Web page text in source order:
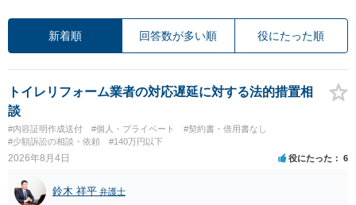
新着順 回答数が多い順 役にたった順
トイレリフォーム業者の対応遅延に対する法的措置相
談
#内容証明作成送付 #個人・プライベート
#契約書・借用書なし
#少額訴訟の相談・依頼
#140万円以下
2026年8月4日 役にたった 6
鈴木 祥平 弁護士